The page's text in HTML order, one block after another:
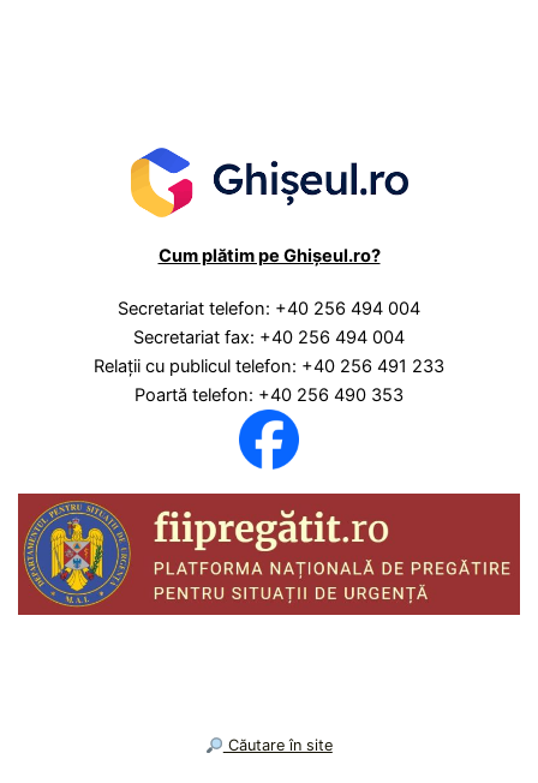
Cum plătim pe Ghișeul.ro?
Secretariat telefon: +40 256 494 004
Secretariat fax: +40 256 494 004
Relaţii cu publicul telefon: +40 256 491 233
Poartă telefon: +40 256 490 353
︎ Căutare în site